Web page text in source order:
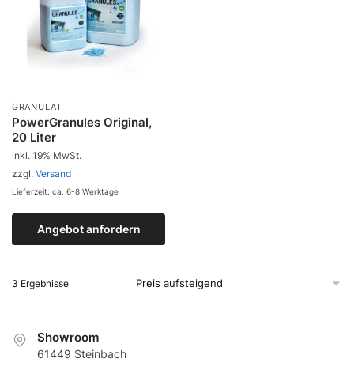
GRANULAT
PowerGranules Original,
20 Liter
Zum Produkt
Angebot anfordern
inkl. 19% MwSt.
zzgl. Versand
Lieferzeit: ca. 6-8 Werktage
3 Ergebnisse
Showroom
61449 Steinbach